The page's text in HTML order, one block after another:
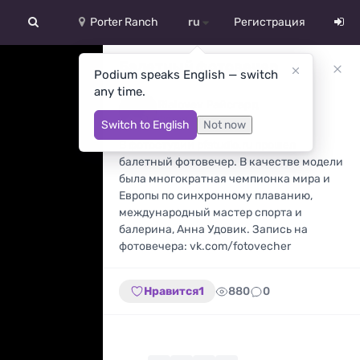
Porter Ranch ru
English
Español
Русский
Український
Регистрация
Podium speaks English — switch
any time.
Switch to English Not now
Балетный фотовечер
Фотограф
балетный фотовечер. В качестве модели
была многократная чемпионка мира и
Европы по синхронному плаванию,
международный мастер спорта и
балерина, Анна Удовик. Запись на
фотовечера: vk.com/fotovecher
Нравится1 880 0